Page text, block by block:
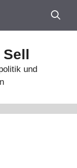
Sell
und